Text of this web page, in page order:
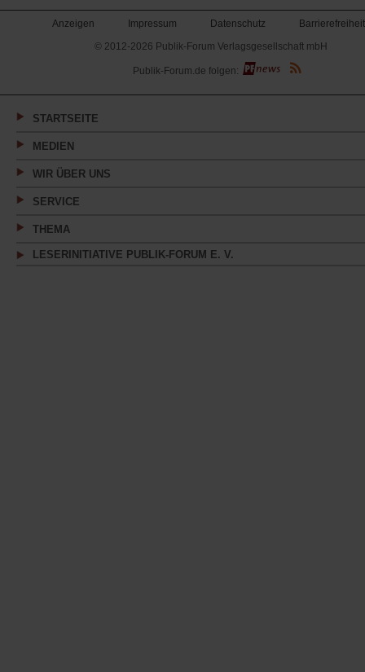
Anzeigen Impressum Datenschutz
Barrierefreiheit
© 2012-2026 Publik-Forum Verlagsgesellschaft mbH
(Öffnet
in
neuen
Publik-Forum.de folgen:
STARTSEITE
MEDIEN
WIR ÜBER UNS
SERVICE
THEMA
LESERINITIATIVE PUBLIK-FORUM E. V.